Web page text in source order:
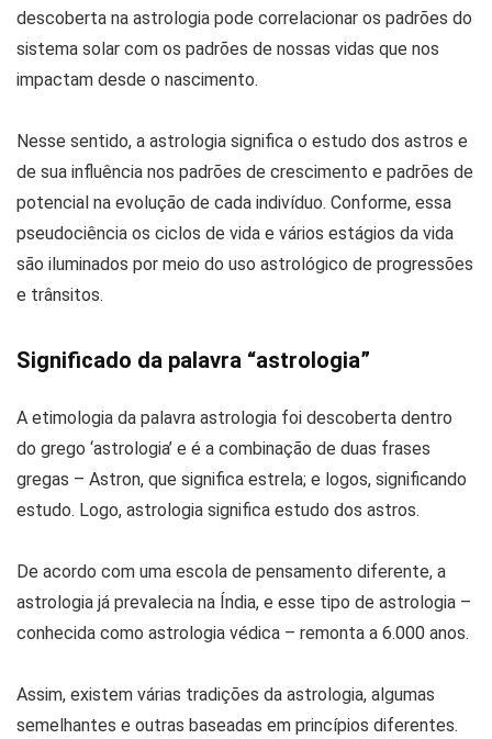
descoberta na astrologia pode correlacionar os padrões do
sistema solar com os padrões de nossas vidas que nos
impactam desde o nascimento.
Nesse sentido, a astrologia significa o estudo dos astros e
de sua influência nos padrões de crescimento e padrões de
potencial na evolução de cada indivíduo. Conforme, essa
pseudociência os ciclos de vida e vários estágios da vida
são iluminados por meio do uso astrológico de progressões
e trânsitos.
Significado da palavra “astrologia”
A etimologia da palavra astrologia foi descoberta dentro
do grego ‘astrologia’ e é a combinação de duas frases
gregas – Astron, que significa estrela; e logos, significando
estudo. Logo, astrologia significa estudo dos astros.
De acordo com uma escola de pensamento diferente, a
astrologia já prevalecia na Índia, e esse tipo de astrologia –
conhecida como astrologia védica – remonta a 6.000 anos.
Assim, existem várias tradições da astrologia, algumas
semelhantes e outras baseadas em princípios diferentes.